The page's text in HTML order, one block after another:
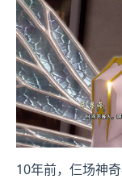
10年前，仨场神